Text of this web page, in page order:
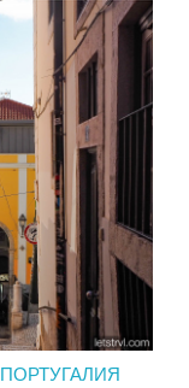
ПОРТУГАЛИЯ